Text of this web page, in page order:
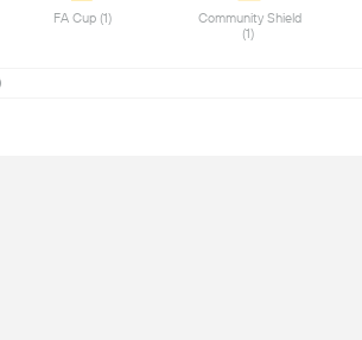
FA Cup (1)
Community Shield
(1)